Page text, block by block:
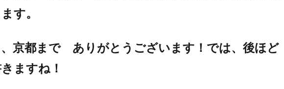
す。
京都まで ありがとうございます！では、後ほど
ますね！